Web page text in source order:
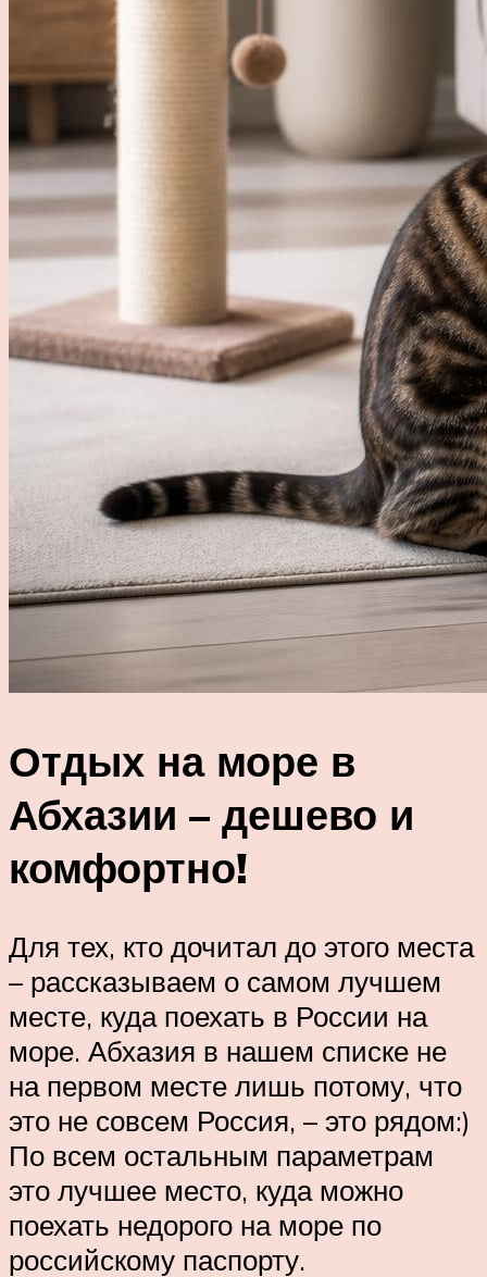
Отдых на море в
Абхазии – дешево и
комфортно!
Для тех, кто дочитал до этого места
– рассказываем о самом лучшем
месте, куда поехать в России на
море. Абхазия в нашем списке не
на первом месте лишь потому, что
это не совсем Россия, – это рядом:)
По всем остальным параметрам
это лучшее место, куда можно
поехать недорого на море по
российскому паспорту.